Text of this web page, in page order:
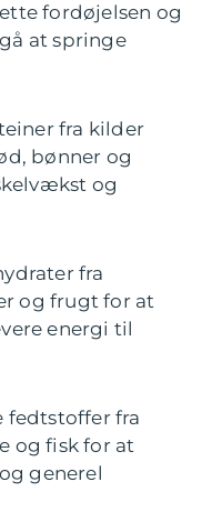
fordøjelsen og
at springe
fra kilder
bønner og
og
fra
og frugt for at
energi til
fedtstoffer fra
og fisk for at
generel